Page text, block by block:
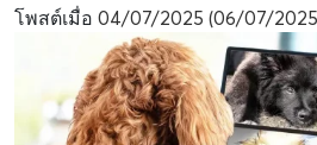
โพสต์เมื่อ 04/07/2025 (06/07/